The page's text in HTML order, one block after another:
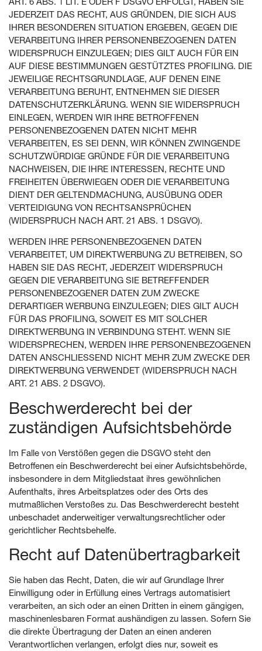
JEDERZEIT DAS RECHT, AUS GRÜNDEN, DIE SICH AUS
IHRER BESONDEREN SITUATION ERGEBEN, GEGEN DIE
VERARBEITUNG IHRER PERSONENBEZOGENEN DATEN
WIDERSPRUCH EINZULEGEN; DIES GILT AUCH FÜR EIN
AUF DIESE BESTIMMUNGEN GESTÜTZTES PROFILING. DIE
JEWEILIGE RECHTSGRUNDLAGE, AUF DENEN EINE
VERARBEITUNG BERUHT, ENTNEHMEN SIE DIESER
DATENSCHUTZERKLÄRUNG. WENN SIE WIDERSPRUCH
EINLEGEN, WERDEN WIR IHRE BETROFFENEN
PERSONENBEZOGENEN DATEN NICHT MEHR
VERARBEITEN, ES SEI DENN, WIR KÖNNEN ZWINGENDE
SCHUTZWÜRDIGE GRÜNDE FÜR DIE VERARBEITUNG
NACHWEISEN, DIE IHRE INTERESSEN, RECHTE UND
FREIHEITEN ÜBERWIEGEN ODER DIE VERARBEITUNG
DIENT DER GELTENDMACHUNG, AUSÜBUNG ODER
VERTEIDIGUNG VON RECHTSANSPRÜCHEN
(WIDERSPRUCH NACH ART. 21 ABS. 1 DSGVO).
WERDEN IHRE PERSONENBEZOGENEN DATEN
VERARBEITET, UM DIREKTWERBUNG ZU BETREIBEN, SO
HABEN SIE DAS RECHT, JEDERZEIT WIDERSPRUCH
GEGEN DIE VERARBEITUNG SIE BETREFFENDER
PERSONENBEZOGENER DATEN ZUM ZWECKE
DERARTIGER WERBUNG EINZULEGEN; DIES GILT AUCH
FÜR DAS PROFILING, SOWEIT ES MIT SOLCHER
DIREKTWERBUNG IN VERBINDUNG STEHT. WENN SIE
WIDERSPRECHEN, WERDEN IHRE PERSONENBEZOGENEN
DATEN ANSCHLIESSEND NICHT MEHR ZUM ZWECKE DER
DIREKTWERBUNG VERWENDET (WIDERSPRUCH NACH
ART. 21 ABS. 2 DSGVO).
Beschwerde­recht bei der
zuständigen Aufsichts­behörde
Im Falle von Verstößen gegen die DSGVO steht den
Betroffenen ein Beschwerderecht bei einer Aufsichtsbehörde,
insbesondere in dem Mitgliedstaat ihres gewöhnlichen
Aufenthalts, ihres Arbeitsplatzes oder des Orts des
mutmaßlichen Verstoßes zu. Das Beschwerderecht besteht
unbeschadet anderweitiger verwaltungsrechtlicher oder
gerichtlicher Rechtsbehelfe.
Recht auf Daten­übertrag­barkeit
Sie haben das Recht, Daten, die wir auf Grundlage Ihrer
Einwilligung oder in Erfüllung eines Vertrags automatisiert
verarbeiten, an sich oder an einen Dritten in einem gängigen,
maschinenlesbaren Format aushändigen zu lassen. Sofern Sie
die direkte Übertragung der Daten an einen anderen
Verantwortlichen verlangen, erfolgt dies nur, soweit es